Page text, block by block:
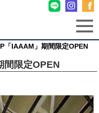
「IAAAM」期間限定OPEN
間限定OPEN